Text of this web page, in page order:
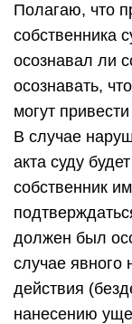
Полагаю, что
собственника
осознавал ли
осознавать,
могут
В случае
акта суду
собственник
должен был
случае явного
действия
нанесению